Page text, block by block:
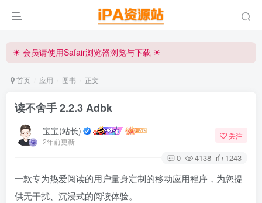
iPA资源站官方唯一客服微信:15504815558
iPA资源站官方唯一客服微信:15504815558
首页 应用 图书 正文
读不舍手 2.2.3 Adbk
宝宝(站长)
2年前更新
关注
0 4138 1243
一款专为热爱阅读的用户量身定制的移动应用程序，为您提
供无干扰、沉浸式的阅读体验。